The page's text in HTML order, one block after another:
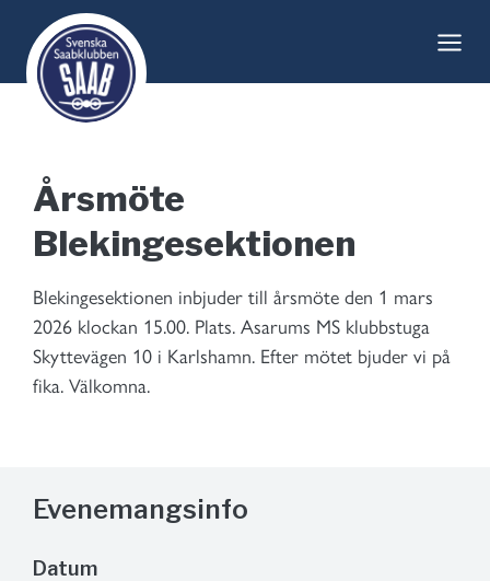
content
Årsmöte
Blekingesektionen
Blekingesektionen inbjuder till årsmöte den 1 mars
2026 klockan 15.00. Plats. Asarums MS klubbstuga
Skyttevägen 10 i Karlshamn. Efter mötet bjuder vi på
fika. Välkomna.
Evenemangsinfo
Datum